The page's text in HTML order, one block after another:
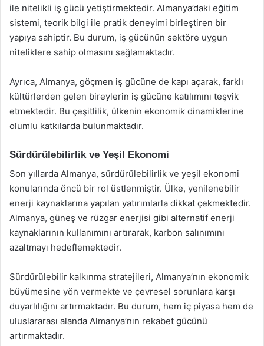
ile nitelikli iş gücü yetiştirmektedir. Almanya’daki eğitim
sistemi, teorik bilgi ile pratik deneyimi birleştiren bir
yapıya sahiptir. Bu durum, iş gücünün sektöre uygun
niteliklere sahip olmasını sağlamaktadır.
Ayrıca, Almanya, göçmen iş gücüne de kapı açarak, farklı
kültürlerden gelen bireylerin iş gücüne katılımını teşvik
etmektedir. Bu çeşitlilik, ülkenin ekonomik dinamiklerine
olumlu katkılarda bulunmaktadır.
Sürdürülebilirlik ve Yeşil Ekonomi
Son yıllarda Almanya, sürdürülebilirlik ve yeşil ekonomi
konularında öncü bir rol üstlenmiştir. Ülke, yenilenebilir
enerji kaynaklarına yapılan yatırımlarla dikkat çekmektedir.
Almanya, güneş ve rüzgar enerjisi gibi alternatif enerji
kaynaklarının kullanımını artırarak, karbon salınımını
azaltmayı hedeflemektedir.
Sürdürülebilir kalkınma stratejileri, Almanya’nın ekonomik
büyümesine yön vermekte ve çevresel sorunlara karşı
duyarlılığını artırmaktadır. Bu durum, hem iç piyasa hem de
uluslararası alanda Almanya’nın rekabet gücünü
artırmaktadır.